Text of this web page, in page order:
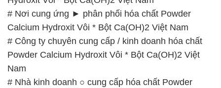
Nam
# Nhà kinh doanh ○ cung cấp hóa chất Powder
Calcium Hydroxit Vôi * Bột Ca(OH)2 Việt Nam
📞PHÒNG KINH DOANH – CÔNG TY HÓA CHẤT
ĐẮC TRƯỜNG PHÁT🌐